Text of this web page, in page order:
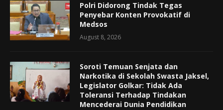
Polri Didorong Tindak Tegas
Penyebar Konten Provokatif di
Medsos
August 8, 2026
Soroti Temuan Senjata dan
Narkotika di Sekolah Swasta Jaksel,
Legislator Golkar: Tidak Ada
Toleransi Terhadap Tindakan
Mencederai Dunia Pendidikan